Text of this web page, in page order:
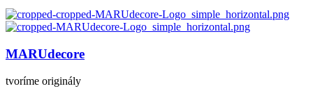
MARUdecore
tvoríme originály